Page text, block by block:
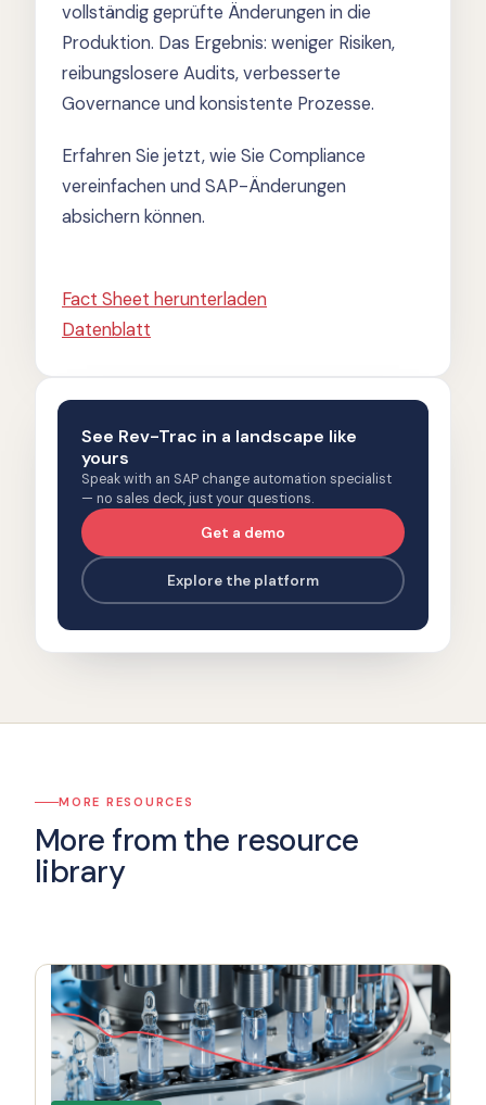
vollständig geprüfte Änderungen in die
Produktion. Das Ergebnis: weniger Risiken,
reibungslosere Audits, verbesserte
Governance und konsistente Prozesse.
Erfahren Sie jetzt, wie Sie Compliance
vereinfachen und SAP-Änderungen
absichern können.
Fact Sheet herunterladen
Datenblatt
See Rev-Trac in a landscape like
yours
Speak with an SAP change automation specialist
— no sales deck, just your questions.
Get a demo
Explore the platform
MORE RESOURCES
More from the resource
library